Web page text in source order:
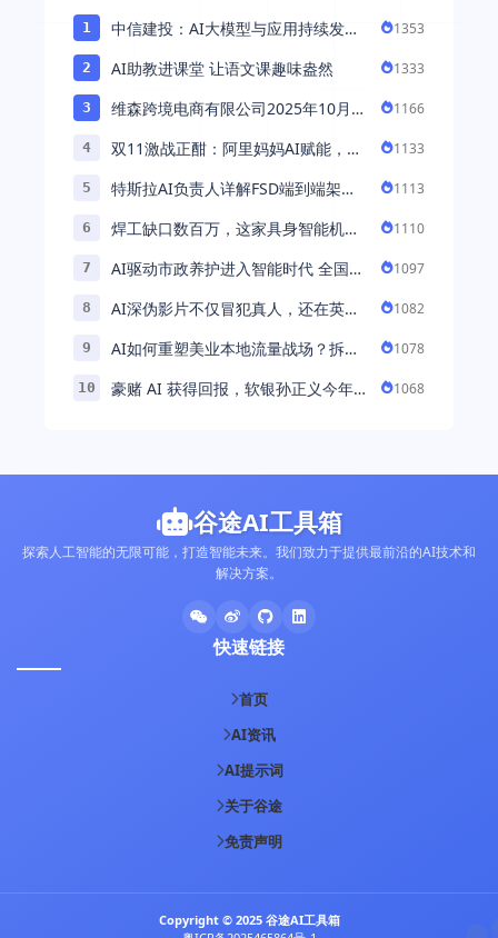
1
中信建投：AI大模型与应用持续发展
1353
2 AI助教进课堂 让语文课趣味盎然 1333
3
维森跨境电商有限公司2025年10月落
1166
4
双11激战正酣：阿里妈妈AI赋能，助
1133
5
特斯拉AI负责人详解FSD端到端架
能 ...
1113
6
焊工缺口数百万，这家具身智能机器
1110
7
AI驱动市政养护进入智能时代 全国首
1097
8
AI深伪影片不仅冒犯真人，还在英国
1082
9
AI如何重塑美业本地流量战场？拆
1078
10
豪赌 AI 获得回报，软银孙正义今年财
1068
谷途AI工具箱
探索人工智能的无限可能，打造智能未来。我们致力于提供最前沿的AI技术和
解决方案。
快速链接
首页
AI资讯
AI提示词
关于谷途
免责声明
Copyright © 2025 谷途AI工具箱